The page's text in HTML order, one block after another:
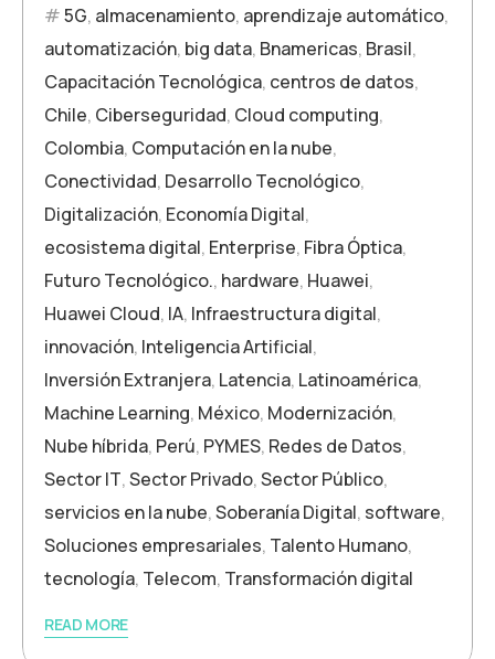
5G, almacenamiento, aprendizaje automático,
automatización, big data, Bnamericas, Brasil,
Capacitación Tecnológica, centros de datos,
Chile, Ciberseguridad, Cloud computing,
Colombia, Computación en la nube,
Conectividad, Desarrollo Tecnológico,
Digitalización, Economía Digital,
ecosistema digital, Enterprise, Fibra Óptica,
Futuro Tecnológico., hardware, Huawei,
Huawei Cloud, IA, Infraestructura digital,
innovación, Inteligencia Artificial,
Inversión Extranjera, Latencia, Latinoamérica,
Machine Learning, México, Modernización,
Nube híbrida, Perú, PYMES, Redes de Datos,
Sector IT,Sector Privado,Sector Público,
servicios en la nube,Soberanía Digital, software,
Soluciones empresariales, Talento Humano,
tecnología, Telecom, Transformación digital
READ MORE